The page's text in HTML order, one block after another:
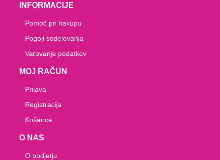
INFORMACIJE
Pomoč pri nakupu
Pogoji sodelovanja
Varovanje podatkov
MOJ RAČUN
Prijava
Registracija
Košarica
O NAS
O podjetju